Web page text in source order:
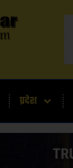
प्रदेश